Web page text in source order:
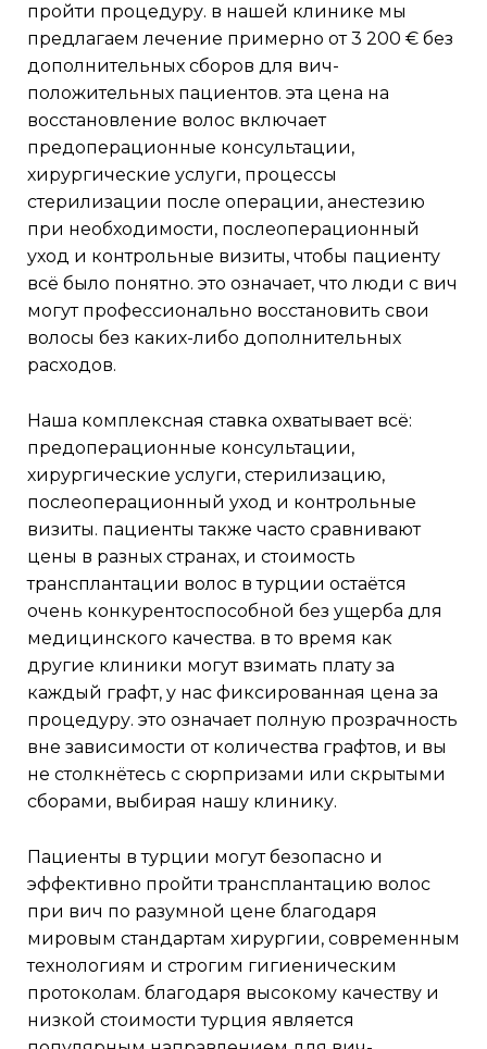
пройти процедуру. в нашей клинике мы
предлагаем лечение примерно от 3 200 € без
дополнительных сборов для вич-
положительных пациентов. эта цена на
восстановление волос включает
предоперационные консультации,
хирургические услуги, процессы
стерилизации после операции, анестезию
при необходимости, послеоперационный
уход и контрольные визиты, чтобы пациенту
всё было понятно. это означает, что люди с вич
могут профессионально восстановить свои
волосы без каких-либо дополнительных
расходов.
наша комплексная ставка охватывает всё:
предоперационные консультации,
хирургические услуги, стерилизацию,
послеоперационный уход и контрольные
визиты. пациенты также часто сравнивают
цены в разных странах, и стоимость
трансплантации волос в турции остаётся
очень конкурентоспособной без ущерба для
медицинского качества. в то время как
другие клиники могут взимать плату за
каждый графт, у нас фиксированная цена за
процедуру. это означает полную прозрачность
вне зависимости от количества графтов, и вы
не столкнётесь с сюрпризами или скрытыми
сборами, выбирая нашу клинику.
пациенты в турции могут безопасно и
эффективно пройти трансплантацию волос
при вич по разумной цене благодаря
мировым стандартам хирургии, современным
технологиям и строгим гигиеническим
протоколам. благодаря высокому качеству и
низкой стоимости турция является